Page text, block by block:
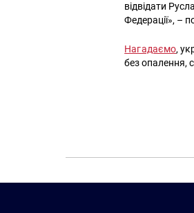
відвідати
Федерації», –
Нагадаємо,
без опалення,